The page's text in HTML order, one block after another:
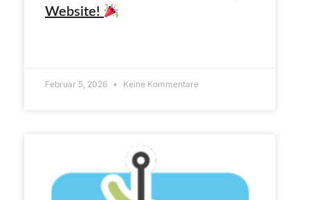
Website!
Februar 5, 2026 Keine Kommentare